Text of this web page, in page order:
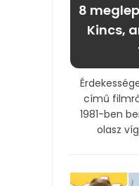
8
Kincs,
című
1981-ben
olasz